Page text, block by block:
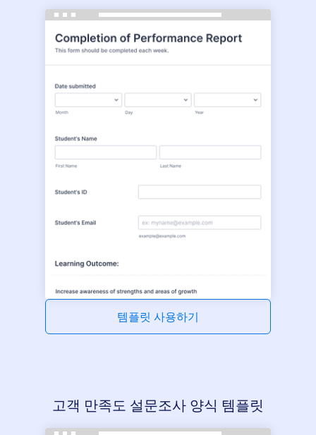
템플릿 사용하기
고객 만족도 설문조사 양식 템플릿